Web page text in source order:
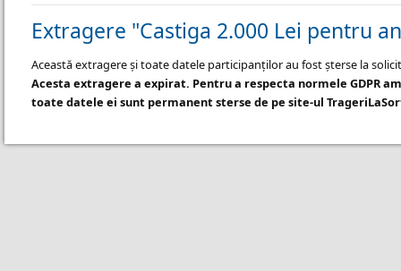
Extragere "Castiga 2.000 Lei pentru
Această extragere și toate datele participanților au fost șterse la
Acesta extragere a expirat. Pentru a respecta normele GDPR
toate datele ei sunt permanent sterse de pe site-ul